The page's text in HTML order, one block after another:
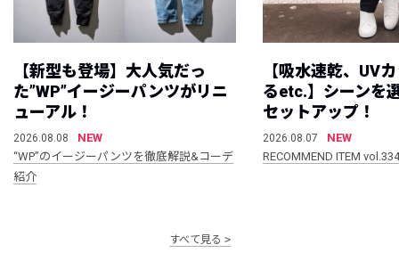
【新型も登場】大人気だっ
た”WP”イージーパンツがリニ
ューアル！
2026.08.08
NEW
“WP”のイージーパンツを徹底解説&コーデ
紹介
【吸水速乾、UV
るetc.】シーンを
セットアップ！
2026.08.07
NEW
RECOMMEND ITEM vol.334
すべて見る